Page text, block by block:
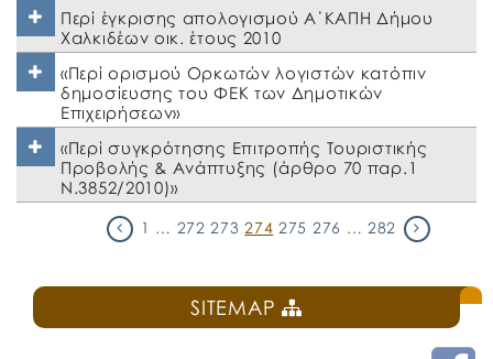
Περί έγκρισης απολογισμού Α΄ΚΑΠΗ Δήμου
Χαλκιδέων οικ. έτους 2010
«Περί ορισμού Ορκωτών λογιστών κατόπιν
δημοσίευσης του ΦΕΚ των Δημοτικών
Επιχειρήσεων»
«Περί συγκρότησης Επιτροπής Τουριστικής
Προβολής & Ανάπτυξης (άρθρο 70 παρ.1
Ν.3852/2010)»
1 272 273 274 275 276 282
SITEMAP